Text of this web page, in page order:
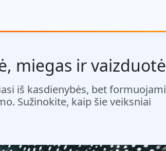
miegas ir vaizduotė
iš kasdienybės, bet formuojami
Sužinokite, kaip šie veiksniai